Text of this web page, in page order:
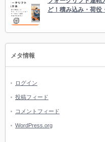
ど！積み込み・荷役
メタ情報
ログイン
投稿フィード
コメントフィード
WordPress.org